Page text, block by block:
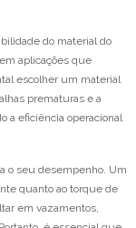
do material do
aplicações que
escolher um material
prematuras e a
a eficiência operacional
o seu desempenho. Um
quanto ao torque de
em vazamentos,